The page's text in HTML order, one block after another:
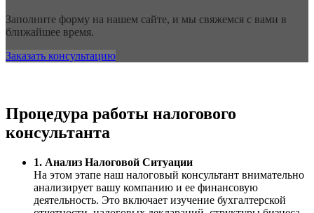
Заполните форму на нашем сайте, и мы свяжемся с вами в
ближайшее время.
Заказать консультацию
Процедура работы налогового
консультанта
1. Анализ Налоговой Ситуации
На этом этапе наш налоговый консультант внимательно
анализирует вашу компанию и ее финансовую
деятельность. Это включает изучение бухгалтерской